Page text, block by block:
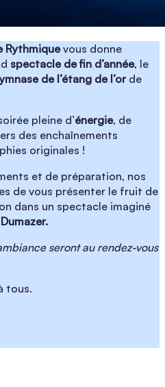
Rythmiquevous donne
spectacle de fin d’année, le
de l’étang de l’orde
pleine d’énergie, de
des enchaînements
originales !
et de préparation, nos
de vous présenter le fruit de
dans un spectacle imaginé
seront au rendez-vous
tous.